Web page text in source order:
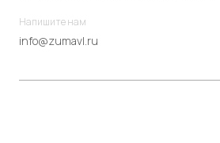
Напишите нам
info@zumavl.ru